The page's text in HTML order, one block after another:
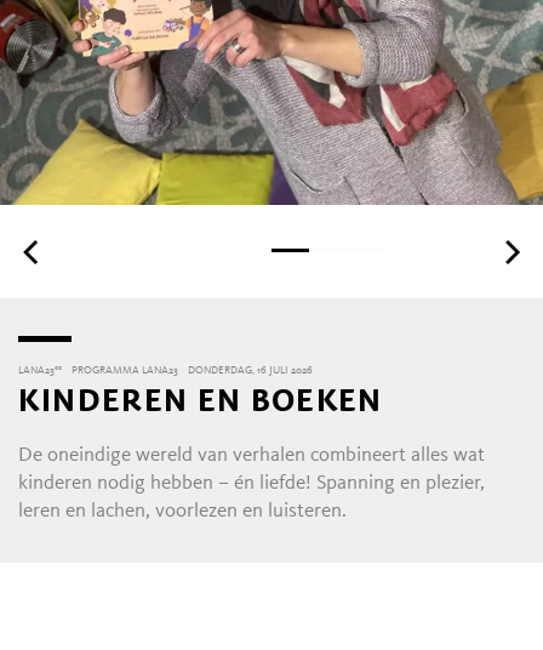
LANA23°° PROGRAMMA LANA23 DONDERDAG, 16 JULI 2026
KINDEREN EN BOEKEN
De oneindige wereld van verhalen combineert alles wat
kinderen nodig hebben – én liefde! Spanning en plezier,
leren en lachen, voorlezen en luisteren.